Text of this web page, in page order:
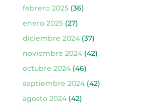
febrero 2025(36)
enero 2025(27)
diciembre 2024(37)
noviembre 2024(42)
octubre 2024(46)
septiembre 2024(42)
agosto 2024(42)